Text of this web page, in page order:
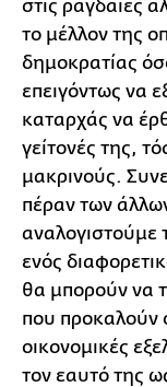
στις ραγδαίες
το μέλλον της
δημοκρατίας
επειγόντως να
καταρχάς να
γείτονές της,
μακρινούς.
πέραν των
αναλογιστούμε
ενός
θα μπορούν να
που προκαλούν
οικονομικές
τον εαυτό της